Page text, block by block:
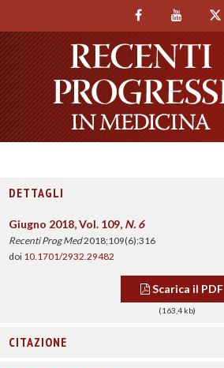
DETTAGLI
Giugno 2018, Vol. 109, N. 6
Recenti Prog Med2018;109(6):316
doi 10.1701/2932.29482
Scarica il PDF
(163,4 kb)
CITAZIONE